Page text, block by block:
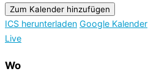
Zum Kalender hinzufügen
ICS herunterladen Google Kalender
Live
Wo